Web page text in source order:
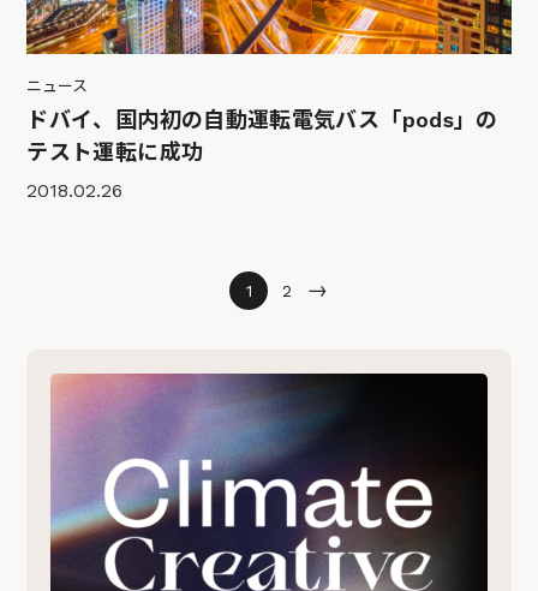
ニュース
ドバイ、国内初の自動運転電気バス「pods」の
テスト運転に成功
2018.02.26
1 2 →